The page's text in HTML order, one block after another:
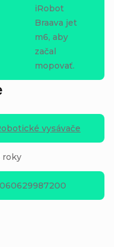
iRobot
Braava jet
m6, aby
začal
mopovať.
vysávače
roky